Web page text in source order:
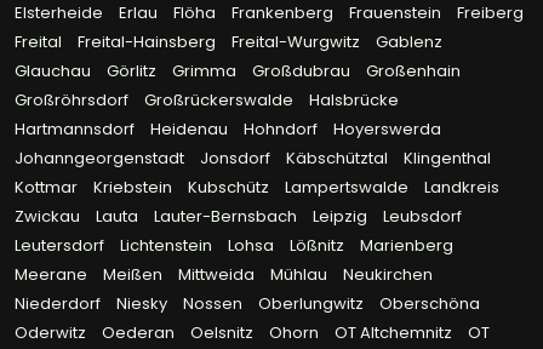
Elsterheide
Erlau Flöha Frankenberg Frauenstein
Freiberg
Freital
Freital-Hainsberg Freital-Wurgwitz
Gablenz
Glauchau
Görlitz Grimma Großdubrau
Großenhain
Großröhrsdorf
Großrückerswalde
Halsbrücke
Hartmannsdorf
Heidenau Hohndorf
Hoyerswerda
Johanngeorgenstadt
Jonsdorf Käbschütztal
Klingenthal
Kottmar
Kriebstein Kubschütz Lampertswalde
Landkreis
Zwickau
Lauta Lauter-Bernsbach Leipzig
Leubsdorf
Leutersdorf
Lichtenstein Lohsa Lößnitz
Marienberg
Meerane
Meißen Mittweida Mühlau
Neukirchen
Niederdorf
Niesky Nossen Oberlungwitz
Oberschöna
Oderwitz
Oederan Oelsnitz Ohorn OT Altchemnitz
OT